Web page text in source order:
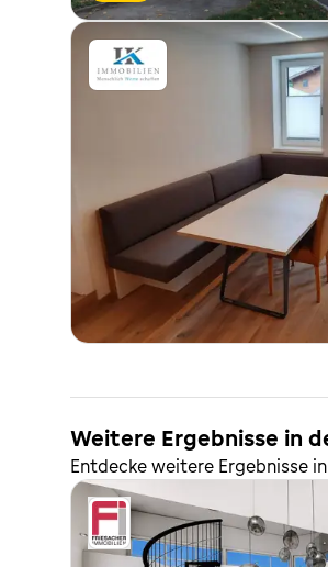
Weitere Ergebnisse in
Entdecke weitere Ergebnisse